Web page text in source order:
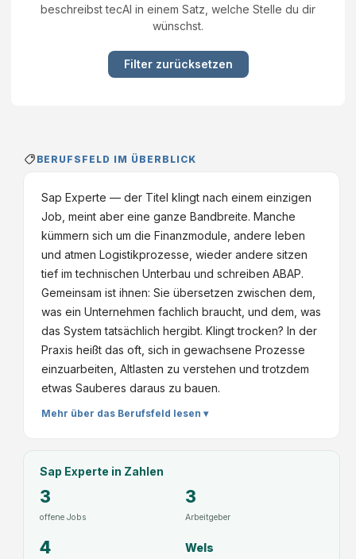
beschreibst tecAI in einem Satz, welche Stelle du dir
wünschst.
Filter zurücksetzen
BERUFSFELD IM ÜBERBLICK
Sap Experte — der Titel klingt nach einem einzigen
Job, meint aber eine ganze Bandbreite. Manche
kümmern sich um die Finanzmodule, andere leben
und atmen Logistikprozesse, wieder andere sitzen
tief im technischen Unterbau und schreiben ABAP.
Gemeinsam ist ihnen: Sie übersetzen zwischen dem,
was ein Unternehmen fachlich braucht, und dem, was
das System tatsächlich hergibt. Klingt trocken? In der
Praxis heißt das oft, sich in gewachsene Prozesse
einzuarbeiten, Altlasten zu verstehen und trotzdem
etwas Sauberes daraus zu bauen.
Mehr über das Berufsfeld lesen ▾
Sap Experte in Zahlen
3
offene Jobs
3
Arbeitgeber
4 Wels